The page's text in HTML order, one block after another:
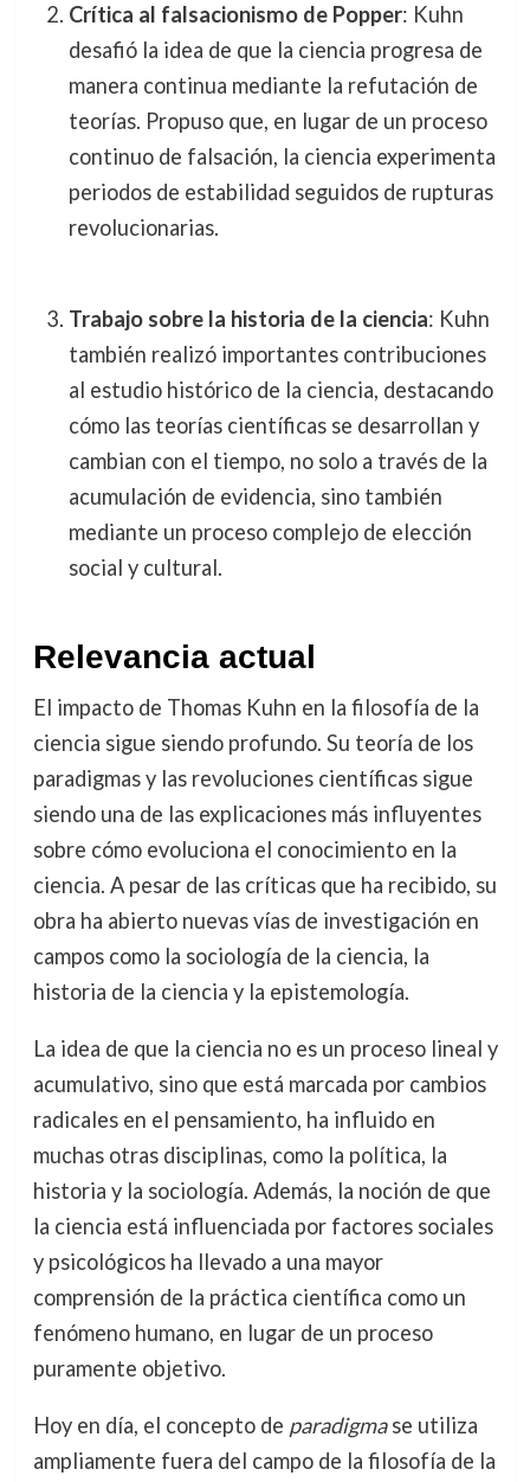
Crítica al falsacionismo de Popper: Kuhn
desafió la idea de que la ciencia progresa de
manera continua mediante la refutación de
teorías. Propuso que, en lugar de un proceso
continuo de falsación, la ciencia experimenta
periodos de estabilidad seguidos de rupturas
revolucionarias.
Trabajo sobre la historia de la ciencia: Kuhn
también realizó importantes contribuciones
al estudio histórico de la ciencia, destacando
cómo las teorías científicas se desarrollan y
cambian con el tiempo, no solo a través de la
acumulación de evidencia, sino también
mediante un proceso complejo de elección
social y cultural.
Relevancia actual
El impacto de Thomas Kuhn en la filosofía de la
ciencia sigue siendo profundo. Su teoría de los
paradigmas y las revoluciones científicas sigue
siendo una de las explicaciones más influyentes
sobre cómo evoluciona el conocimiento en la
ciencia. A pesar de las críticas que ha recibido, su
obra ha abierto nuevas vías de investigación en
campos como la sociología de la ciencia, la
historia de la ciencia y la epistemología.
La idea de que la ciencia no es un proceso lineal y
acumulativo, sino que está marcada por cambios
radicales en el pensamiento, ha influido en
muchas otras disciplinas, como la política, la
historia y la sociología. Además, la noción de que
la ciencia está influenciada por factores sociales
y psicológicos ha llevado a una mayor
comprensión de la práctica científica como un
fenómeno humano, en lugar de un proceso
puramente objetivo.
Hoy en día, el concepto de paradigmase utiliza
ampliamente fuera del campo de la filosofía de la